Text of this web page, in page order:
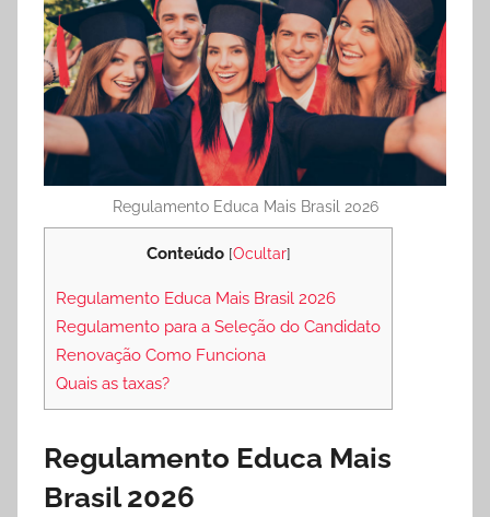
Regulamento Educa Mais Brasil 2026
Conteúdo [Ocultar]
Regulamento Educa Mais Brasil 2026
Regulamento para a Seleção do Candidato
Renovação Como Funciona
Quais as taxas?
Regulamento Educa Mais
Brasil 2026